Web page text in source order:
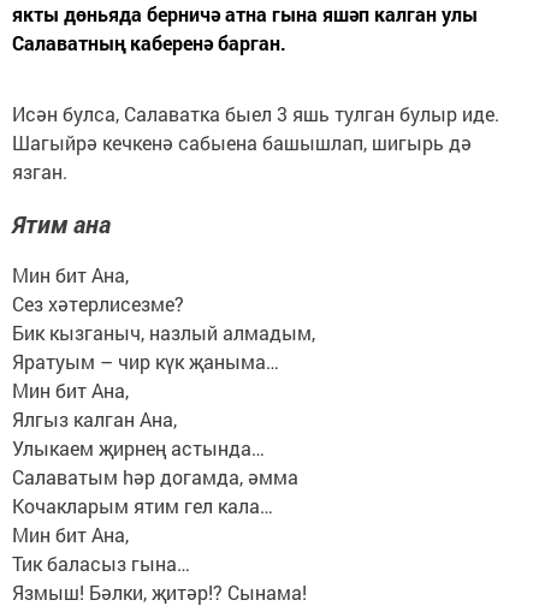
якты дөньяда берничә атна гына яшәп калган улы
Салаватның каберенә барган.
Исән булса, Салаватка быел 3 яшь тулган булыр иде.
Шагыйрә кечкенә сабыена башышлап, шигырь дә
язган.
Ятим ана
Мин бит Ана,
Сез хәтерлисезме?
Бик кызганыч, назлый алмадым,
Яратуым – чир күк җаныма…
Мин бит Ана,
Ялгыз калган Ана,
Улыкаем җирнең астында…
Салаватым hәр догамда, әмма
Кочакларым ятим гел кала…
Мин бит Ана,
Тик баласыз гына…
Язмыш! Бәлки, җитәр!? Сынама!